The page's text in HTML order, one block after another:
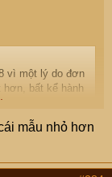
vì một lý do đơn
hơn, bất kể hành
cuộc sống của
tạo ra các sản
một giá trị lớn.
mẫu nhỏ hơn